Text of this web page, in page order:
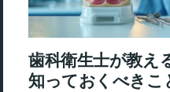
歯科衛生士が教え
知っておくべきこ